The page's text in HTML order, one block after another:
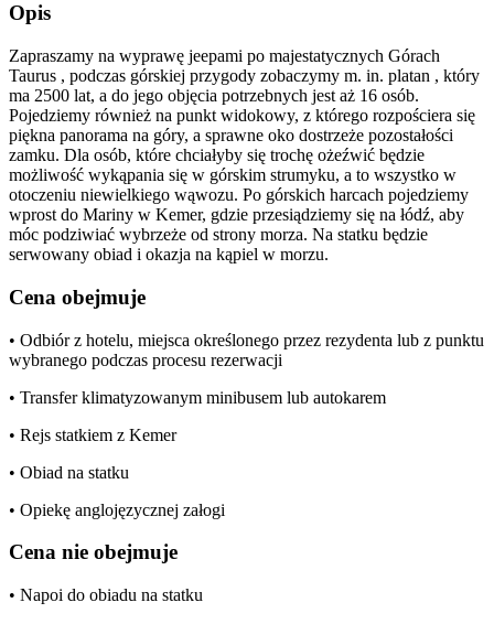
Opis
Zapraszamy na wyprawę jeepami po majestatycznych Górach
Taurus , podczas górskiej przygody zobaczymy m. in. platan , który
ma 2500 lat, a do jego objęcia potrzebnych jest aż 16 osób.
Pojedziemy również na punkt widokowy, z którego rozpościera się
piękna panorama na góry, a sprawne oko dostrzeże pozostałości
zamku. Dla osób, które chciałyby się trochę ożeźwić będzie
możliwość wykąpania się w górskim strumyku, a to wszystko w
otoczeniu niewielkiego wąwozu. Po górskich harcach pojedziemy
wprost do Mariny w Kemer, gdzie przesiądziemy się na łódź, aby
móc podziwiać wybrzeże od strony morza. Na statku będzie
serwowany obiad i okazja na kąpiel w morzu.
Cena obejmuje
• Odbiór z hotelu, miejsca określonego przez rezydenta lub z punktu
wybranego podczas procesu rezerwacji
• Transfer klimatyzowanym minibusem lub autokarem
• Rejs statkiem z Kemer
• Obiad na statku
• Opiekę anglojęzycznej załogi
Cena nie obejmuje
• Napoi do obiadu na statku